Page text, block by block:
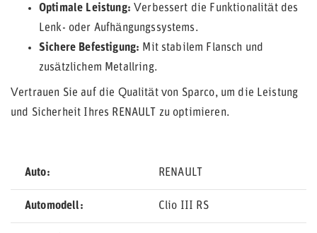
Optimale Leistung: Verbessert die Funktionalität des
Lenk- oder Aufhängungssystems.
Sichere Befestigung: Mit stabilem Flansch und
zusätzlichem Metallring.
Vertrauen Sie auf die Qualität von Sparco, um die Leistung
und Sicherheit Ihres RENAULT zu optimieren.
Auto RENAULT
Automodell Clio III RS